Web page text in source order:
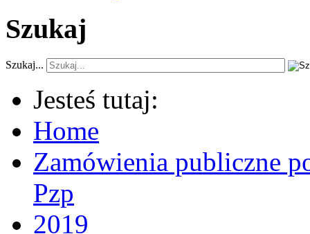
Szukaj
Szukaj...
Jesteś tutaj:
Home
Zamówienia publiczne
Pzp
2019